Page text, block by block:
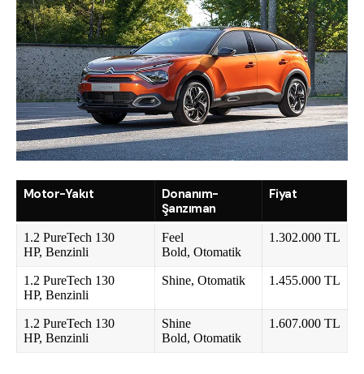
Motor-Yakıt
Donanım-
Şanzıman
Fiyat
1.2 PureTech 130
HP, Benzinli
Feel
Bold, Otomatik
1.302.000 TL
1.2 PureTech 130
HP, Benzinli
Shine, Otomatik 1.455.000 TL
1.2 PureTech 130
HP, Benzinli
Shine
Bold, Otomatik
1.607.000 TL